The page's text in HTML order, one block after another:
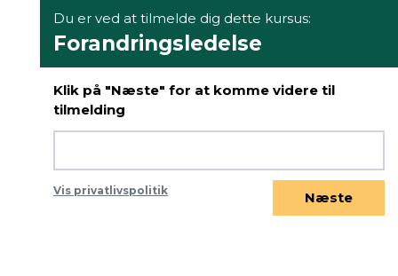
Du er ved at tilmelde dig dette kursus:
Forandringsledelse
Klik på "Næste" for at komme videre til
tilmelding
Vis privatlivspolitik